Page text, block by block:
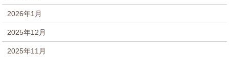
2026年1月
2025年12月
2025年11月